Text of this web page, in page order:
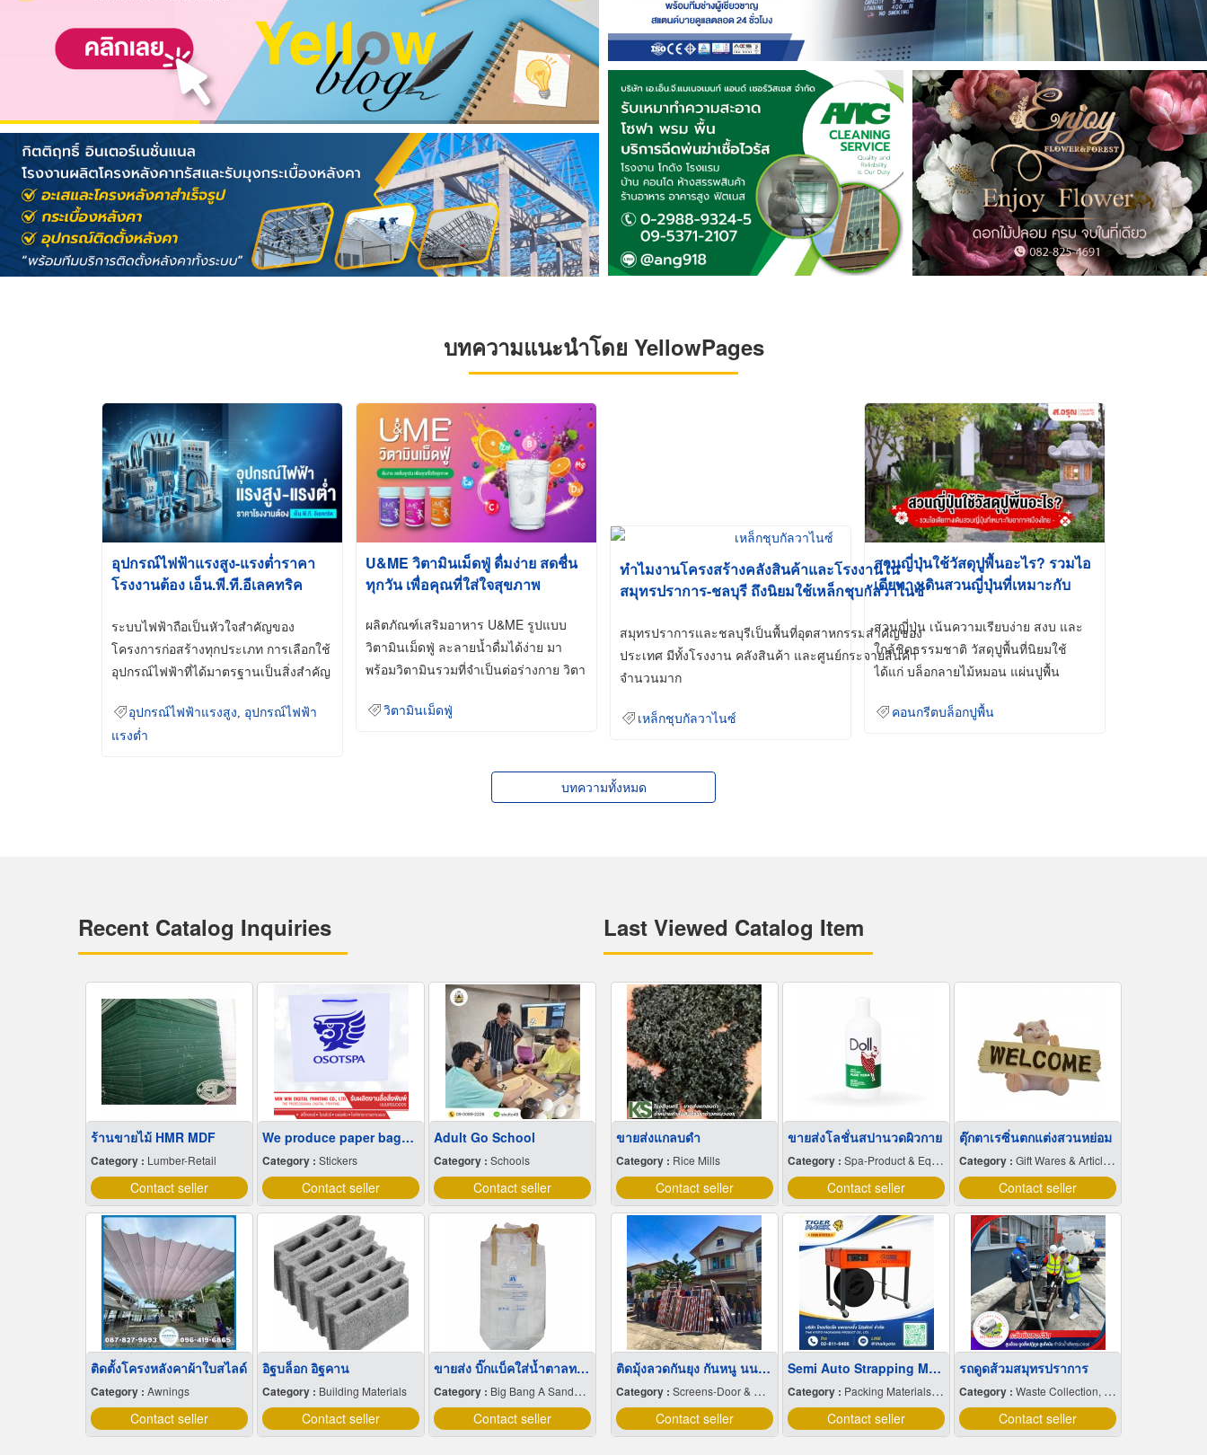
บทความแนะนำโดย YellowPages
อุปกรณ์ไฟฟ้าแรงสูง-แรงต่ำราคา
โรงงานต้อง เอ็น.พี.ที.อีเลคทริค
ระบบไฟฟ้าถือเป็นหัวใจสำคัญของ
โครงการก่อสร้างทุกประเภท การเลือกใช้
อุปกรณ์ไฟฟ้าที่ได้มาตรฐานเป็นสิ่งสำคัญ
อุปกรณ์ไฟฟ้าแรงสูง
อุปกรณ์ไฟฟ้า
แรงต่ำ
U&ME วิตามินเม็ดฟู่ ดื่มง่าย สดชื่น
ทุกวัน เพื่อคุณที่ใส่ใจสุขภาพ
ผลิตภัณฑ์เสริมอาหาร U&ME รูปแบบ
วิตามินเม็ดฟู่ ละลายน้ำดื่มได้ง่าย มา
พร้อมวิตามินรวมที่จำเป็นต่อร่างกาย วิตา
วิตามินเม็ดฟู่
ทำไมงานโครงสร้างคลังสินค้าและโรงงานใน
สมุทรปราการ-ชลบุรี ถึงนิยมใช้เหล็กชุบกัลวาไนซ์
สมุทรปราการและชลบุรีเป็นพื้นที่อุตสาหกรรมสำคัญของ
ประเทศ มีทั้งโรงงาน คลังสินค้า และศูนย์กระจายสินค้า
จำนวนมาก
เหล็กชุบกัลวาไนซ์
สวนญี่ปุ่นใช้วัสดุปูพื้นอะไร? รวมไอ
เดียทางเดินสวนญี่ปุ่นที่เหมาะกับ
สวนญี่ปุ่น เน้นความเรียบง่าย สงบ และ
ใกล้ชิดธรรมชาติ วัสดุปูพื้นที่นิยมใช้
ได้แก่ บล็อกลายไม้หมอน แผ่นปูพื้น
คอนกรีตบล็อกปูพื้น
บทความทั้งหมด
Recent Catalog Inquiries
ร้านขายไม้ HMR MDF
Category : Lumber-Retail
Contact seller
We produce paper bags at low prices.
Category : Stickers
Contact seller
Adult Go School
Category :Schools
Contact seller
ติดตั้งโครงหลังคาผ้าใบสไลด์
Category : Awnings
Contact seller
อิฐบล็อก อิฐคาน
Category : Building Materials
Contact seller
ขายส่ง บิ๊กแบ็คใส่น้ำตาลทราย สมุทรปราการ
Category : Big Bang A Sandbag.
Contact seller
Last Viewed Catalog Item
ขายส่งแกลบดำ
Category : Rice Mills
Contact seller
ขายส่งโลชั่นสปานวดผิวกาย
Category : Spa-Product & Equipment
Contact seller
ตุ๊กตาเรซิ่นตกแต่งสวนหย่อม
Category :Gift Wares & Articles-Wholesale & Manufacturers
Contact seller
ติดมุ้งลวดกันยุง กันหนู นนทบุรี
Category : Screens-Door & Window
Contact seller
Semi Auto Strapping Machine
Category : Packing Materials-Mechanical
Contact seller
รถดูดส้วมสมุทรปราการ
Category :Waste Collection, Treatment & Disposal Service
Contact seller